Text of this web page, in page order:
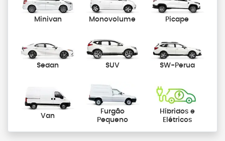
Minivan Monovolume Picape
Sedan SUV SW-Perua
Van
Furgão
Pequeno
Híbridos e
Elétricos